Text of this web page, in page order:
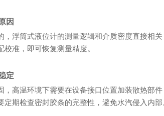
因
浮筒式液位计的测量逻辑和介质密度直接相
准，即可恢复测量精度。
定
高温环境下需要在设备接口位置加装散热部
期检查密封胶条的完整性，避免水汽侵入内部